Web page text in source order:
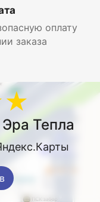
оплату
заказа
Тепла